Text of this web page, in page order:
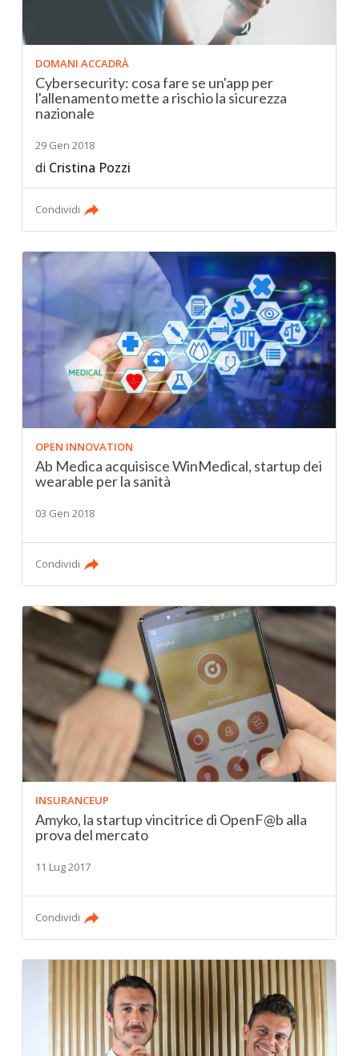
DOMANI ACCADRÀ
Cybersecurity: cosa fare se un'app per
l'allenamento mette a rischio la sicurezza
nazionale
29 Gen 2018
di Cristina Pozzi
Condividi
OPEN INNOVATION
Ab Medica acquisisce WinMedical, startup dei
wearable per la sanità
03 Gen 2018
Condividi
INSURANCEUP
Amyko, la startup vincitrice di OpenF@b alla
prova del mercato
11 Lug 2017
Condividi